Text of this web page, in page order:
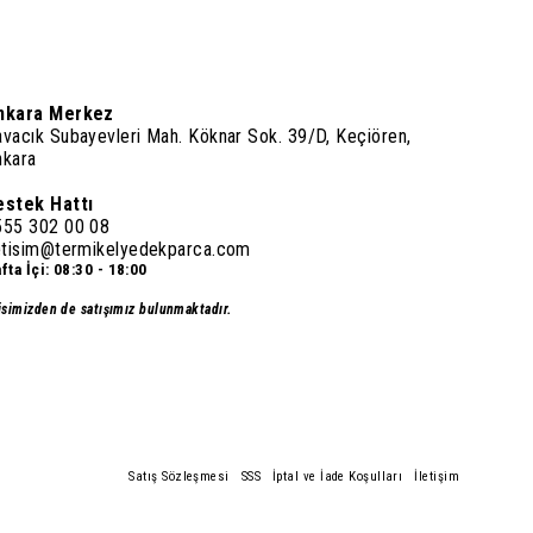
Merkez
Subayevleri Mah. Köknar Sok. 39/D, Keçiören,
Hattı
302 00 08
İçi: 08:30 - 18:00
de satışımız bulunmaktadır.
Satış Sözleşmesi SSS İptal ve İade Koşulları İletişim